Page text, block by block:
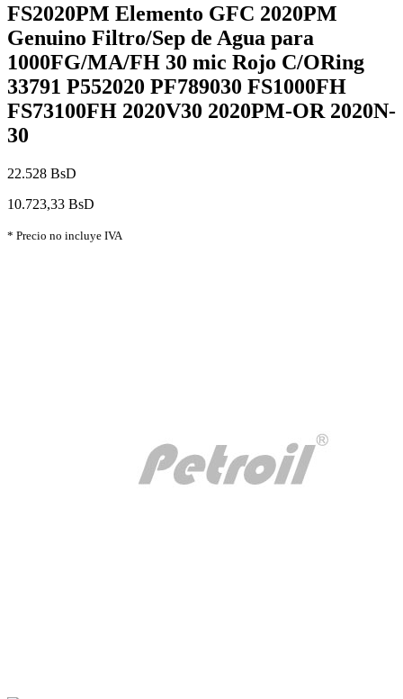
FS2020PM Elemento GFC 2020PM
Genuino Filtro/Sep de Agua para
1000FG/MA/FH 30 mic Rojo C/ORing
33791 P552020 PF789030 FS1000FH
FS73100FH 2020V30 2020PM-OR 2020N-
30
22.528 BsD
10.723,33 BsD
* Precio no incluye IVA